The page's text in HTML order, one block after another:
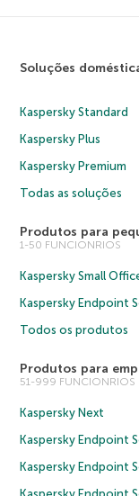
Soluções
Kaspersky Standard
Kaspersky Plus
Kaspersky Premium
Todas as soluções
Produtos para
1-50 FUNCIONRIOS
Kaspersky Small
Kaspersky Endpoint
Todos os produtos
Produtos para
51-999 FUNCIONRIOS
Kaspersky Next
Kaspersky Endpoint
Kaspersky Endpoint